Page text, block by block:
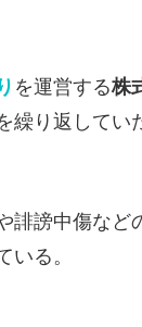
を運営する株
繰り返して
誹謗中傷な
る。